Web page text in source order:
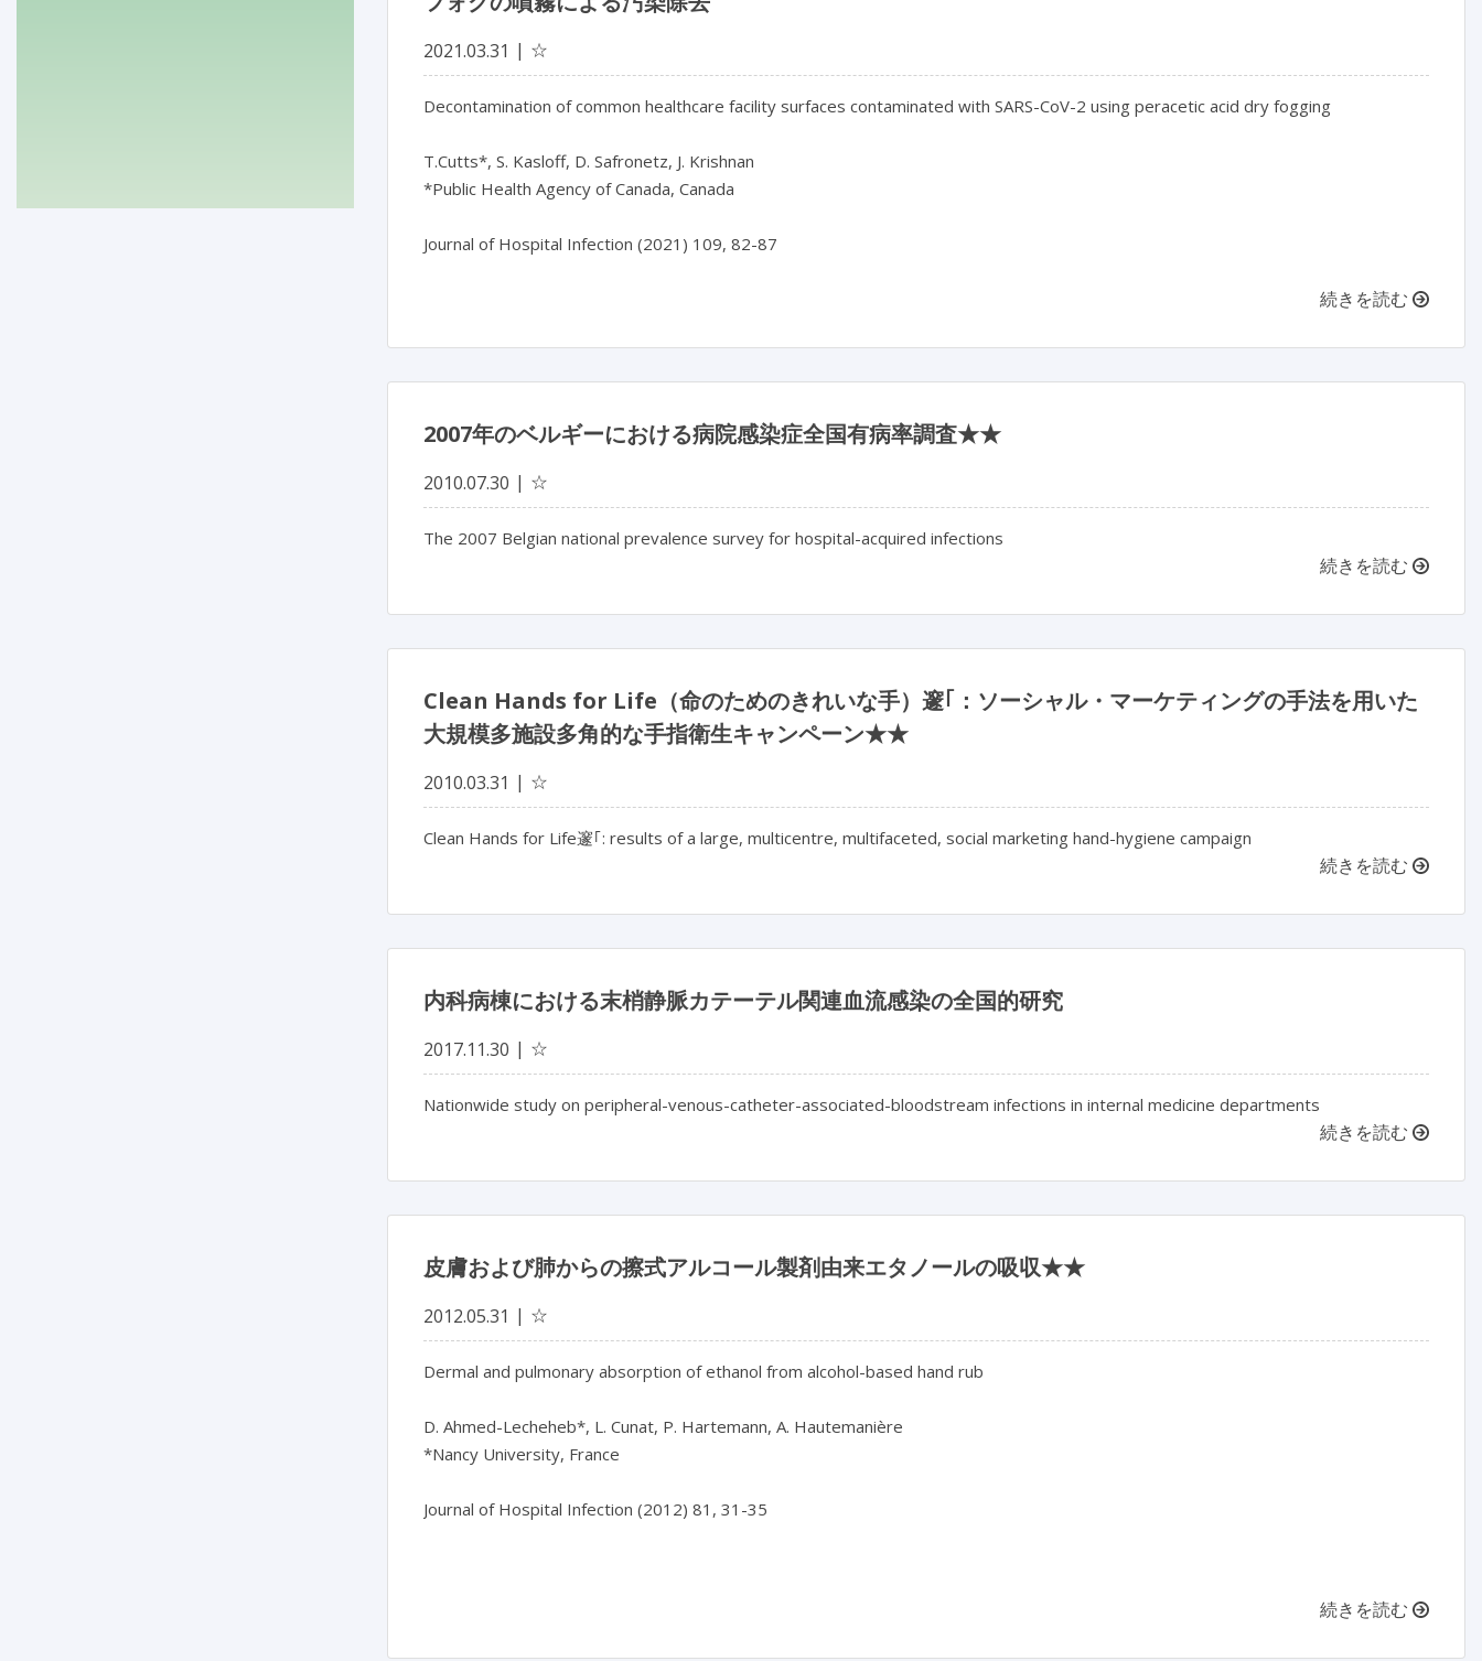
2021.03.31 ☆
Decontamination of common healthcare facility surfaces contaminated with SARS-CoV-2 using peracetic acid dry fogging
T.Cutts*, S. Kasloff, D. Safronetz, J. Krishnan
*Public Health Agency of Canada, Canada
Journal of Hospital Infection (2021) 109, 82-87
続きを読む
2007年のベルギーにおける病院感染症全国有病率調査★★
2010.07.30 ☆
The 2007 Belgian national prevalence survey for hospital-acquired infections
続きを読む
Clean Hands for Life（命のためのきれいな手）邃｢：ソーシャル・マーケティングの手法を用いた
大規模多施設多角的な手指衛生キャンペーン★★
2010.03.31 ☆
Clean Hands for Life邃｢: results of a large, multicentre, multifaceted, social marketing hand-hygiene campaign
続きを読む
内科病棟における末梢静脈カテーテル関連血流感染の全国的研究
2017.11.30 ☆
Nationwide study on peripheral-venous-catheter-associated-bloodstream infections in internal medicine departments
続きを読む
皮膚および肺からの擦式アルコール製剤由来エタノールの吸収★★
2012.05.31 ☆
Dermal and pulmonary absorption of ethanol from alcohol-based hand rub
D. Ahmed-Lecheheb*, L. Cunat, P. Hartemann, A. Hautemanière
*Nancy University, France
Journal of Hospital Infection (2012) 81, 31-35
続きを読む